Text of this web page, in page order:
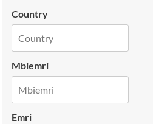
Country
Mbiemri
Emri